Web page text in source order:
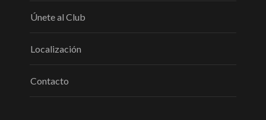
Únete al Club
Localización
Contacto